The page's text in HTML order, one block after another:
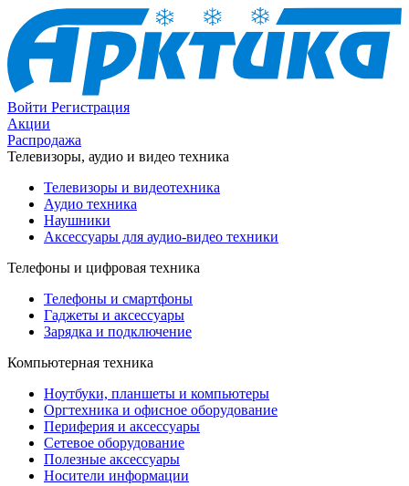
Войти Регистрация
Акции
Распродажа
Телевизоры, аудио и видео техника
Телевизоры и видеотехника
Аудио техника
Наушники
Аксессуары для аудио-видео техники
Телефоны и цифровая техника
Телефоны и смартфоны
Гаджеты и аксессуары
Зарядка и подключение
Компьютерная техника
Ноутбуки, планшеты и компьютеры
Оргтехника и офисное оборудование
Периферия и аксессуары
Cетевое оборудование
Полезные аксессуары
Носители информации